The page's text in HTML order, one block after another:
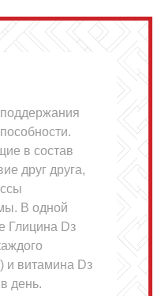
в состав
друг друга,
В одной
Глицина Dз
и витамина Dз
день.